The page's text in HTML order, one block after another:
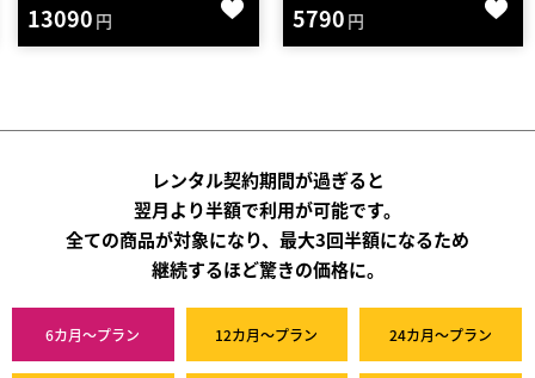
5790円
送料無料
12760円
レンタル契約期間が過ぎると
翌月より半額で利用が可能です。
全ての商品が対象になり、最大3回半額になるため
継続するほど驚きの価格に。
6カ月～プラン 12カ月～プラン 24カ月～プラン